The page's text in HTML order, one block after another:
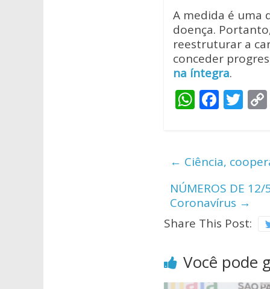
A medida é uma
doença.
reestruturar a
conceder
na íntegra.
W
s
p
p
F
b
o
k
T
er
← Ciência,
NÚMEROS DE
Coronavírus →
Share This Post:
Você pode